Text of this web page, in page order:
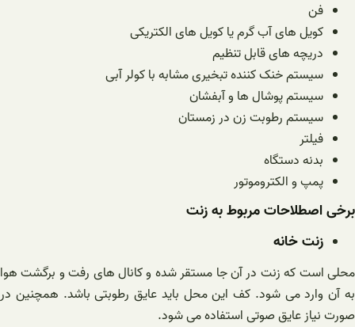
فن
کویل های آب گرم یا کویل های الکتریکی
دریچه های قابل تنظیم
سیستم خنک کننده تبخیری مشابه با کولر آبی
سیستم پوشال ها و آبفشان
سیستم رطوبت زن در زمستان
فیلتر
بدنه دستگاه
پمپ و الکتروموتور
برخی اصطلاحات مربوط به زنت
زنت خانه
محلی است که زنت در آن جا مستقر شده و کانال های رفت و برگشت هوا
به آن وارد می شود. کف این محل باید عایق رطوبتی باشد. همچنین در
صورت نیاز عایق صوتی استفاده می شود.